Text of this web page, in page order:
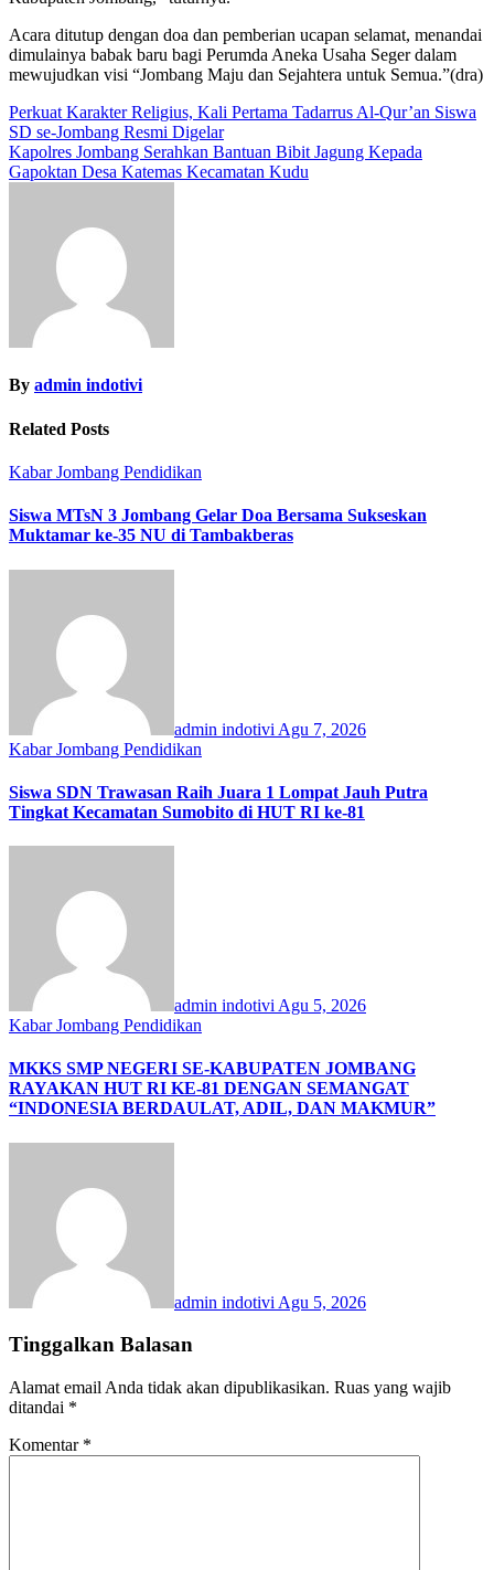
Acara ditutup dengan doa dan pemberian ucapan selamat, menandai
dimulainya babak baru bagi Perumda Aneka Usaha Seger dalam
mewujudkan visi “Jombang Maju dan Sejahtera untuk Semua.”(dra)
Navigasi
pos
Perkuat Karakter Religius, Kali Pertama Tadarrus Al-Qur’an Siswa
SD se-Jombang Resmi Digelar
Kapolres Jombang Serahkan Bantuan Bibit Jagung Kepada
Gapoktan Desa Katemas Kecamatan Kudu
By admin indotivi
Related Posts
Kabar Jombang Pendidikan
Siswa MTsN 3 Jombang Gelar Doa Bersama Sukseskan
Muktamar ke-35 NU di Tambakberas
admin indotivi Agu 7, 2026
Kabar Jombang Pendidikan
Siswa SDN Trawasan Raih Juara 1 Lompat Jauh Putra
Tingkat Kecamatan Sumobito di HUT RI ke-81
admin indotivi Agu 5, 2026
Kabar Jombang Pendidikan
MKKS SMP NEGERI SE-KABUPATEN JOMBANG
RAYAKAN HUT RI KE-81 DENGAN SEMANGAT
“INDONESIA BERDAULAT, ADIL, DAN MAKMUR”
admin indotivi Agu 5, 2026
Tinggalkan Balasan
Alamat email Anda tidak akan dipublikasikan. Ruas yang wajib
ditandai *
Komentar *